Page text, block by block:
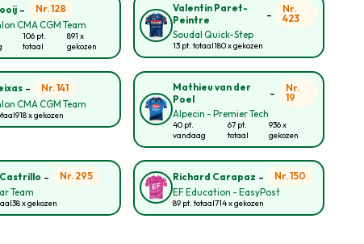
-
Nr. 128
CMA CGM Team
106 pt.
totaal
891 x
gekozen
Valentin Paret-
Peintre
-
Nr.
423
Soudal Quick-Step
13 pt. totaal180 x gekozen
-
Nr. 141
CMA CGM Team
918 x gekozen
Mathieu van der
Poel
-
Nr.
19
Alpecin - Premier Tech
40 pt.
vandaag
67 pt.
totaal
936 x
gekozen
-
Nr. 295
Team
38 x gekozen
Richard Carapaz -
Nr. 150
EF Education - EasyPost
89 pt. totaal714 x gekozen